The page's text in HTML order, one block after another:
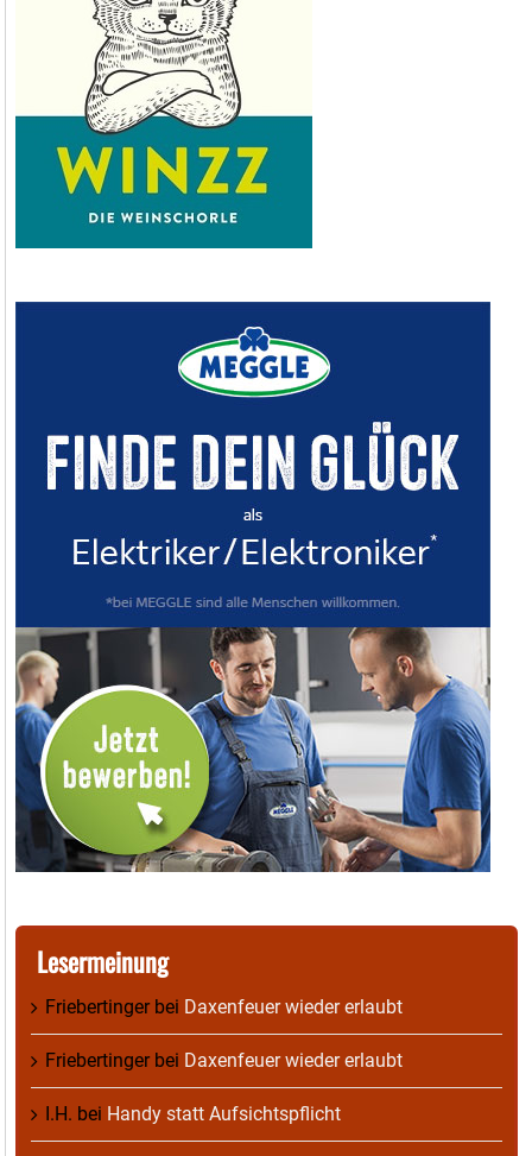
Lesermeinung
Friebertingerbei Daxenfeuer wieder erlaubt
Friebertingerbei Daxenfeuer wieder erlaubt
I.H. bei Handy statt Aufsichtspflicht